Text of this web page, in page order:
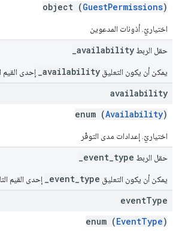
object (GuestPermissions)
اختياريّ. أذونات المدعوين
حقل الربط _availability
يمكن أن يكون التعليق _availability إحدى القيم
availability
enum (Availability)
اختياريّ. إعدادات مدى التوفّر
حقل الربط _event_type
يمكن أن يكون التعليق _event_type إحدى القيم
eventType
enum (EventType)